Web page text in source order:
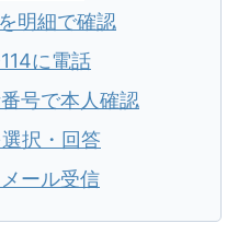
明細で確認
に電話
号で本人確認
択・回答
ール受信